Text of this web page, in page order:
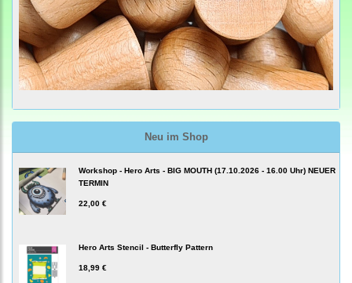
Neu im Shop
Workshop - Hero Arts - BIG MOUTH (17.10.2026 - 16.00 Uhr) NEUER
TERMIN
22,00 €
Hero Arts Stencil - Butterfly Pattern
18,99 €